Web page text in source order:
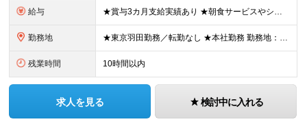
給与 ★賞与3カ月支給実績あり ★朝食サービスやシュミランなどの食事手当も充実 ★右肩上がりで成長中／賞与年2回に加えて決算賞与支給（2026年度） ★インセンティブで最大年100万円の給与UPあり 【営
勤務地 ★東京羽田勤務／転勤なし ★本社勤務 勤務地：【ハネダ防設本社】東京都大田区羽田4-3-10 羽田ビル2階 (変更の範囲)上記を除く当社関連勤務地
残業時間 10時間以内
求人を見る 検討中に入れる